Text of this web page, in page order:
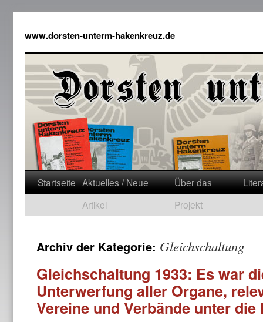
www.dorsten-unterm-hakenkreuz.de
Startseite Aktuelles / Neue
Artikel
Über das
Projekt
Archiv der Kategorie: Gleichschaltung
Gleichschaltung 1933: Es war
Unterwerfung aller Organe,
Vereine und Verbände unter die